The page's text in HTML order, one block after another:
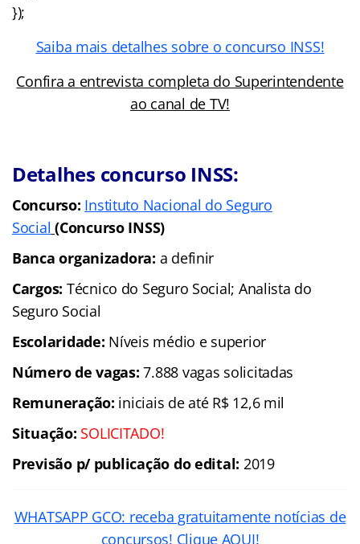
});
Saiba mais detalhes sobre o concurso INSS!
Confira a entrevista completa do Superintendente
ao canal de TV!
Detalhes concurso INSS:
Concurso: Instituto Nacional do Seguro
Social (Concurso INSS)
Banca organizadora: a definir
Cargos: Técnico do Seguro Social; Analista do
Seguro Social
Escolaridade: Níveis médio e superior
Número de vagas:7.888 vagas solicitadas
Remuneração: iniciais de até R$ 12,6 mil
Situação: SOLICITADO!
Previsão p/ publicação do edital: 2019
WHATSAPP GCO: receba gratuitamente notícias de
concursos! Clique AQUI!